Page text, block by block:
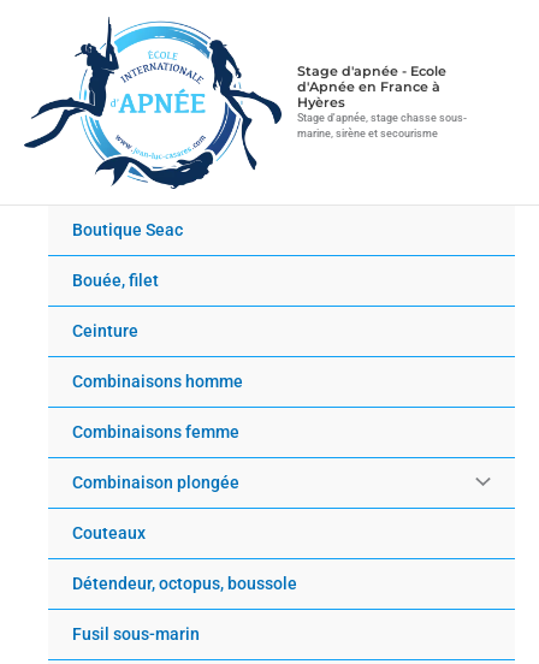
Stage d'apnée - Ecole
d'Apnée en France à
Hyères
Stage d'apnée, stage chasse sous-
marine, sirène et secourisme
Boutique Seac
Bouée, filet
Ceinture
Combinaisons homme
Combinaisons femme
Combinaison plongée
Couteaux
Détendeur, octopus, boussole
Fusil sous-marin